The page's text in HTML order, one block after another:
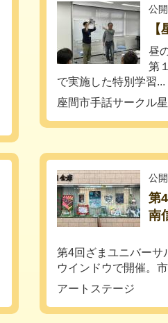
公
昼
第
で実施した特別学習...
座間市手話サークル
公
第
南
第4回ざまユニバーサ
ウインドウで開催。
アートステージ